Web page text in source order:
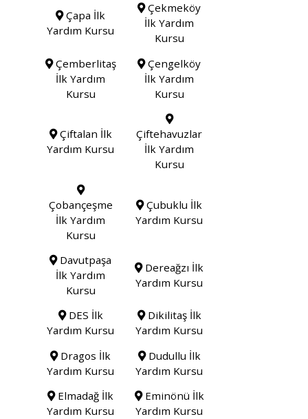
Çapa İlk
Yardım Kursu
Çekmeköy
İlk Yardım
Kursu
Çemberlitaş
İlk Yardım
Kursu
Çengelköy
İlk Yardım
Kursu
Çiftalan İlk
Yardım Kursu
Çiftehavuzlar
İlk Yardım
Kursu
Çobançeşme
İlk Yardım
Kursu
Çubuklu İlk
Yardım Kursu
Davutpaşa
İlk Yardım
Kursu
Dereağzı İlk
Yardım Kursu
DES İlk
Yardım Kursu
Dikilitaş İlk
Yardım Kursu
Dragos İlk
Yardım Kursu
Dudullu İlk
Yardım Kursu
Elmadağ İlk
Yardım Kursu
Eminönü İlk
Yardım Kursu